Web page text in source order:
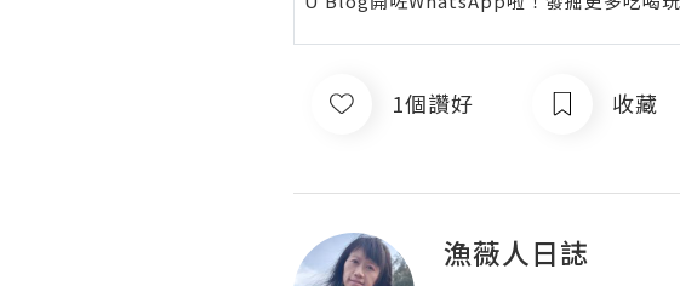
1個讚好 收藏
漁薇人日誌